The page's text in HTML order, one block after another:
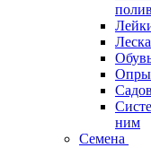
ним
Семена